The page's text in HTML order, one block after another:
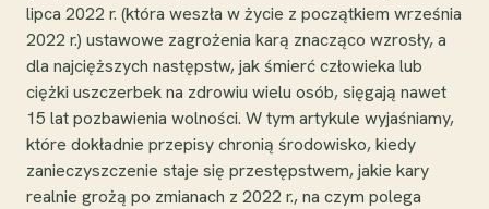
lipca 2022 r. (która weszła w życie z początkiem września
2022 r.) ustawowe zagrożenia karą znacząco wzrosły, a
dla najcięższych następstw, jak śmierć człowieka lub
ciężki uszczerbek na zdrowiu wielu osób, sięgają nawet
15 lat pozbawienia wolności. W tym artykule wyjaśniamy,
które dokładnie przepisy chronią środowisko, kiedy
zanieczyszczenie staje się przestępstwem, jakie kary
realnie grożą po zmianach z 2022 r., na czym polega